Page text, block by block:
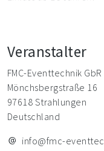
Veranstalter
FMC-Eventtechnik GbR
Mönchsbergstraße 16
97618 Strahlungen
Deutschland
info@fmc-